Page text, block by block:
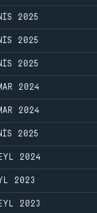
2025
2025
2025
2024
2024
2025
2024
2023
2023